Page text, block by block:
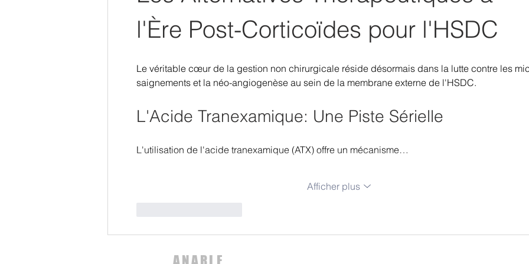
l'Ère Post-Corticoïdes pour l'HSDC
Le véritable cœur de la gestion non chirurgicale réside désormais dans la lutte contre les
saignements et la néo-angiogenèse au sein de la membrane externe de l'HSDC.
L'Acide Tranexamique: Une Piste Sérielle
L'utilisation de l'acide tranexamique (ATX) offre un mécanisme…
Afficher plus
ANARLF